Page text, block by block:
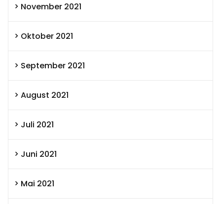
November 2021
Oktober 2021
September 2021
August 2021
Juli 2021
Juni 2021
Mai 2021